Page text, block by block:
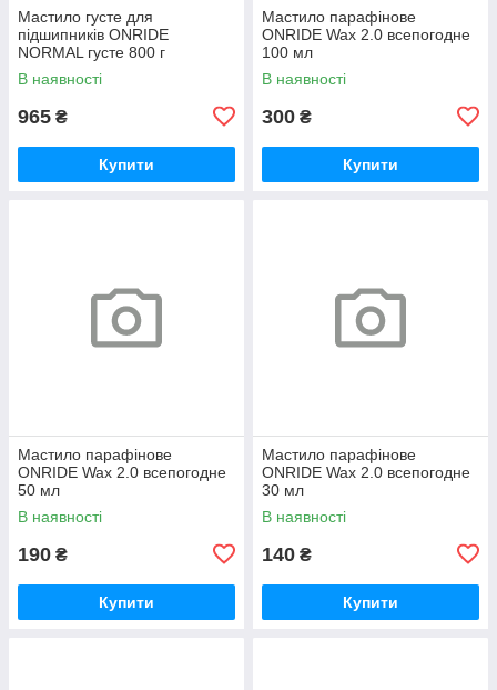
Мастило густе для
підшипників ONRIDE
NORMAL густе 800 г
(металева банка)
В наявності
965 ₴
Купити
Мастило парафінове
ONRIDE Wax 2.0 всепогодне
100 мл
В наявності
300 ₴
Купити
Мастило парафінове
ONRIDE Wax 2.0 всепогодне
50 мл
В наявності
190 ₴
Купити
Мастило парафінове
ONRIDE Wax 2.0 всепогодне
30 мл
В наявності
140 ₴
Купити